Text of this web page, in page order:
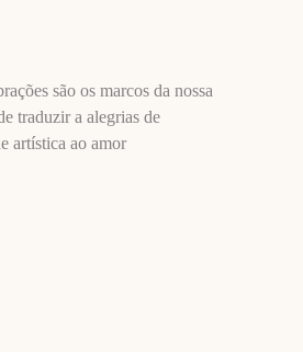
são os marcos da nossa
traduzir a alegrias de
artística ao amor